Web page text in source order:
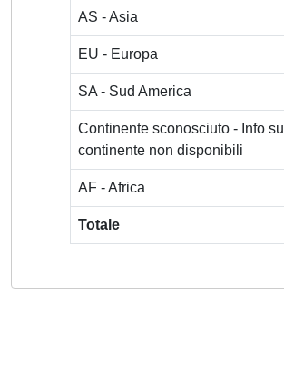
AS - Asia
EU - Europa
SA - Sud America
Continente sconosciuto - Info sul
continente non disponibili
AF - Africa
Totale